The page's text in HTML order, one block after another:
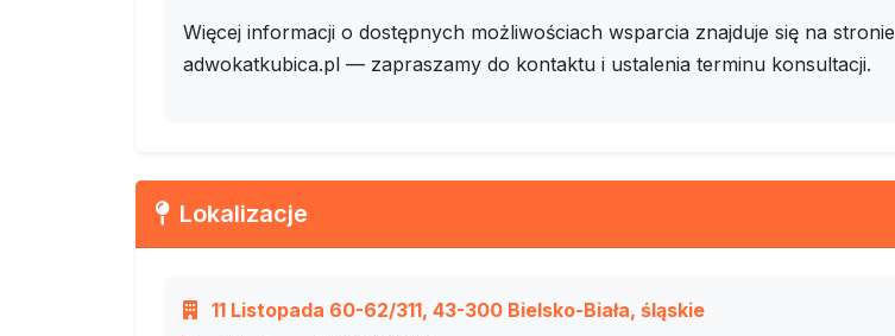
Więcej informacji o dostępnych możliwościach wsparcia znajduje się na stronie
adwokatkubica.pl — zapraszamy do kontaktu i ustalenia terminu konsultacji.
Lokalizacje
11 Listopada 60-62/311, 43-300 Bielsko-Biała, śląskie